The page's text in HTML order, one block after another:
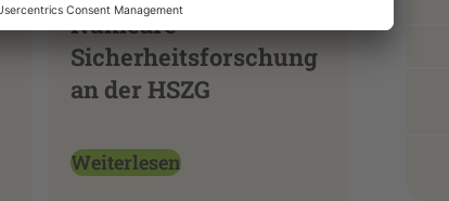
Nukleare
Sicherheitsforschung
an der HSZG
Weiterlesen